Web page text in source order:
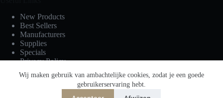
Wij maken gebruik van ambachtelijke cookies, zodat je een goede
gebruikerservaring hebt.
New Products
Best Sellers
Manufacturers
Supplies
Specials
Privacy Policy